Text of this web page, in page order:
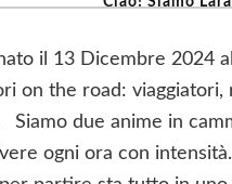
il 13 Dicembre 2024
on the road: viaggiatori,
Siamo due anime in
ogni ora con